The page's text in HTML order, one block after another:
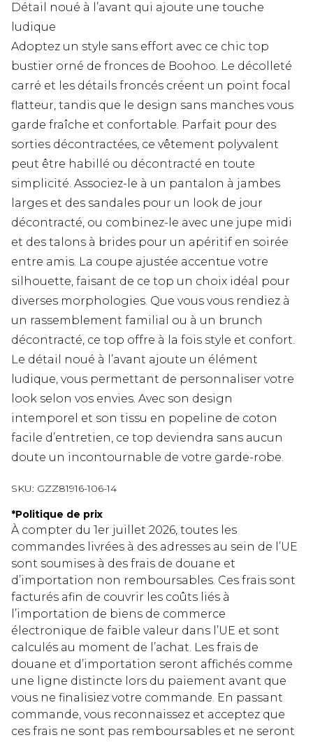
Détail noué à l’avant qui ajoute une touche
ludique
Adoptez un style sans effort avec ce chic top
bustier orné de fronces de Boohoo. Le décolleté
carré et les détails froncés créent un point focal
flatteur, tandis que le design sans manches vous
garde fraîche et confortable. Parfait pour des
sorties décontractées, ce vêtement polyvalent
peut être habillé ou décontracté en toute
simplicité. Associez-le à un pantalon à jambes
larges et des sandales pour un look de jour
décontracté, ou combinez-le avec une jupe midi
et des talons à brides pour un apéritif en soirée
entre amis. La coupe ajustée accentue votre
silhouette, faisant de ce top un choix idéal pour
diverses morphologies. Que vous vous rendiez à
un rassemblement familial ou à un brunch
décontracté, ce top offre à la fois style et confort.
Le détail noué à l’avant ajoute un élément
ludique, vous permettant de personnaliser votre
look selon vos envies. Avec son design
intemporel et son tissu en popeline de coton
facile d’entretien, ce top deviendra sans aucun
doute un incontournable de votre garde-robe.
SKU: GZZ81916-106-14
*Politique de prix
À compter du 1er juillet 2026, toutes les
commandes livrées à des adresses au sein de l’UE
sont soumises à des frais de douane et
d’importation non remboursables. Ces frais sont
facturés afin de couvrir les coûts liés à
l’importation de biens de commerce
électronique de faible valeur dans l’UE et sont
calculés au moment de l’achat. Les frais de
douane et d’importation seront affichés comme
une ligne distincte lors du paiement avant que
vous ne finalisiez votre commande. En passant
commande, vous reconnaissez et acceptez que
ces frais ne sont pas remboursables et ne seront